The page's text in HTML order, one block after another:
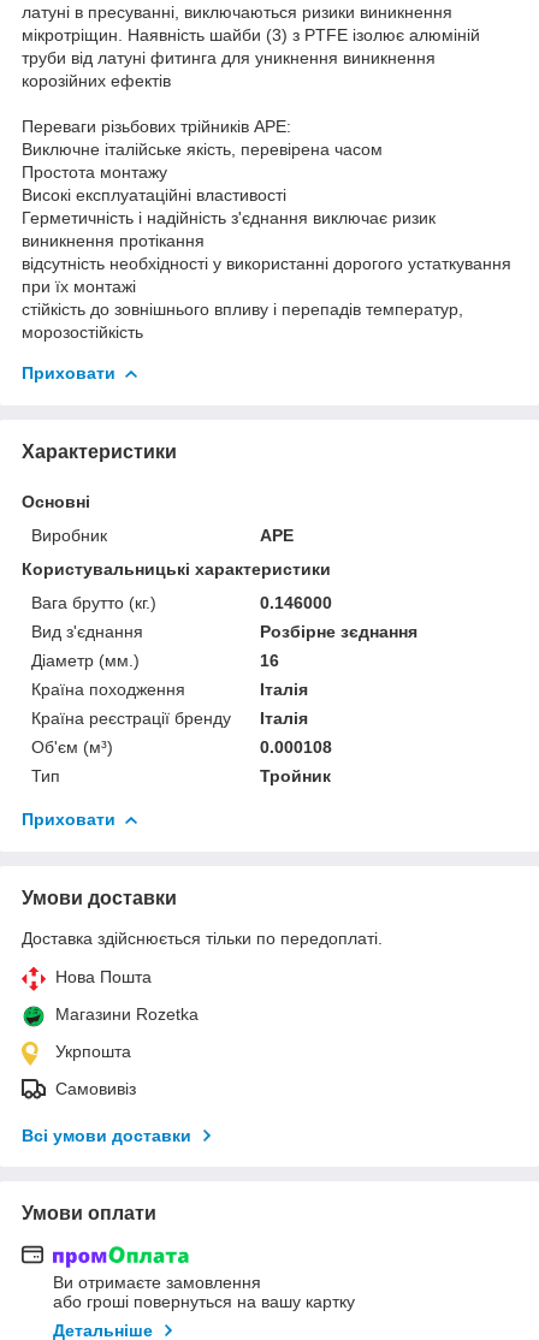
латуні в пресуванні, виключаються ризики виникнення
мікротріщин. Наявність шайби (3) з PTFE ізолює алюміній
труби від латуні фитинга для уникнення виникнення
корозійних ефектів
Переваги різьбових трійників APE:
Виключне італійське якість, перевірена часом
Простота монтажу
Високі експлуатаційні властивості
Герметичність і надійність з'єднання виключає ризик
виникнення протікання
відсутність необхідності у використанні дорогого устаткування
при їх монтажі
стійкість до зовнішнього впливу і перепадів температур,
морозостійкість
Приховати
Характеристики
Основні
Виробник
APE
Користувальницькі характеристики
Вага брутто (кг.)
0.146000
Вид з'єднання
Розбірне зєднання
Діаметр (мм.)
16
Країна походження
Італія
Країна реєстрації бренду
Італія
Об'єм (м³)
0.000108
Тип
Тройник
Приховати
Умови доставки
Доставка здійснюється тільки по передоплаті.
Нова Пошта
Магазини Rozetka
Укрпошта
Самовивіз
Всі умови доставки
Умови оплати
Ви отримаєте замовлення
або гроші повернуться на вашу картку
Детальніше